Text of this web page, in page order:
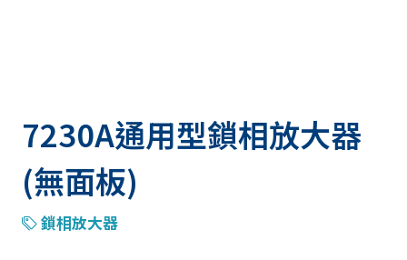
7230A通用型鎖相放大器
(無面板)
鎖相放大器